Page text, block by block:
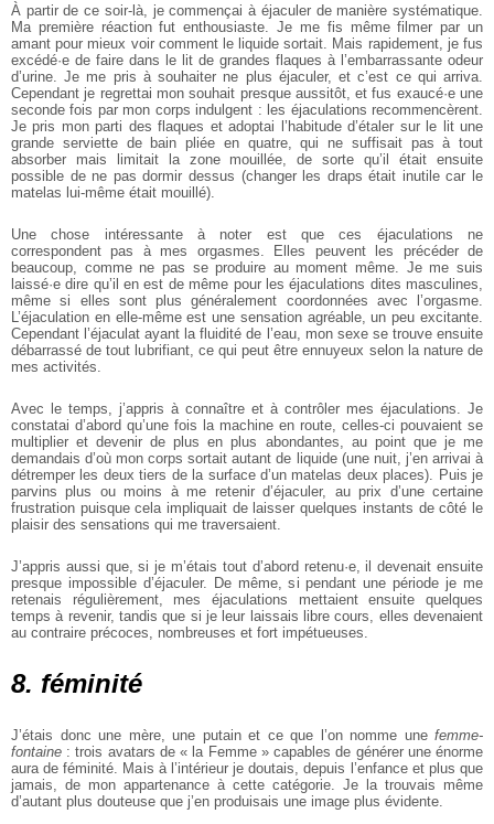
À partir de ce soir-là, je commençai à éjaculer de manière systématique.
Ma première réaction fut enthousiaste. Je me fis même filmer par un
amant pour mieux voir comment le liquide sortait. Mais rapidement, je fus
excédé·e de faire dans le lit de grandes flaques à l’embarrassante odeur
d’urine. Je me pris à souhaiter ne plus éjaculer, et c’est ce qui arriva.
Cependant je regrettai mon souhait presque aussitôt, et fus exaucé·e une
seconde fois par mon corps indulgent : les éjaculations recommencèrent.
Je pris mon parti des flaques et adoptai l’habitude d’étaler sur le lit une
grande serviette de bain pliée en quatre, qui ne suffisait pas à tout
absorber mais limitait la zone mouillée, de sorte qu’il était ensuite
possible de ne pas dormir dessus (changer les draps était inutile car le
matelas lui-même était mouillé).
Une chose intéressante à noter est que ces éjaculations ne
correspondent pas à mes orgasmes. Elles peuvent les précéder de
beaucoup, comme ne pas se produire au moment même. Je me suis
laissé·e dire qu’il en est de même pour les éjaculations dites masculines,
même si elles sont plus généralement coordonnées avec l’orgasme.
L’éjaculation en elle-même est une sensation agréable, un peu excitante.
Cependant l’éjaculat ayant la fluidité de l’eau, mon sexe se trouve ensuite
débarrassé de tout lubrifiant, ce qui peut être ennuyeux selon la nature de
mes activités.
Avec le temps, j’appris à connaître et à contrôler mes éjaculations. Je
constatai d’abord qu’une fois la machine en route, celles-ci pouvaient se
multiplier et devenir de plus en plus abondantes, au point que je me
demandais d’où mon corps sortait autant de liquide (une nuit, j’en arrivai à
détremper les deux tiers de la surface d’un matelas deux places). Puis je
parvins plus ou moins à me retenir d’éjaculer, au prix d’une certaine
frustration puisque cela impliquait de laisser quelques instants de côté le
plaisir des sensations qui me traversaient.
J’appris aussi que, si je m’étais tout d’abord retenu·e, il devenait ensuite
presque impossible d’éjaculer. De même, si pendant une période je me
retenais régulièrement, mes éjaculations mettaient ensuite quelques
temps à revenir, tandis que si je leur laissais libre cours, elles devenaient
au contraire précoces, nombreuses et fort impétueuses.
8. féminité
J’étais donc une mère, une putain et ce que l’on nomme une femme-
fontaine : trois avatars de « la Femme » capables de générer une énorme
aura de féminité. Mais à l’intérieur je doutais, depuis l’enfance et plus que
jamais, de mon appartenance à cette catégorie. Je la trouvais même
d’autant plus douteuse que j’en produisais une image plus évidente.